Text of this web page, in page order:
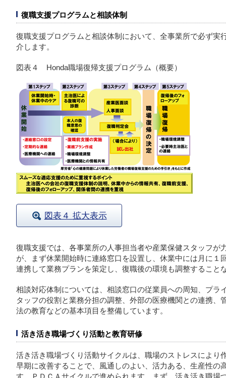
復職支援プログラムと相談体制
復職支援プログラムと相談体制において、全事業所で必ず実
介します。
図表４ Honda職場復帰支援プログラム（概要）
図表４ 拡大表示
復職支援では、各事業所の人事担当者や産業保健スタッフが
が、まず休業開始時に連絡窓口を設置し、休業中には月に１
連携して業務プランを策定し、復職後の環境も調整すること
相談対応体制については、相談窓口の従業員への周知、プラ
タッフの役割と業務分担の調整、外部の医療機関との連携、
法の教育などの基本項目を整備しています。
活き活き職場づくり活動と教育研修
活き活き職場づくり活動サイクルは、職場のストレスにより
早期に改善することで、風通しのよい、活力ある、生産性の
す。ＰＤＣＡサイクルで進められます。まず、活き活き職場